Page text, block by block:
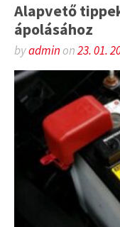
Alapvető
ápolásához
byadminon23. 01.